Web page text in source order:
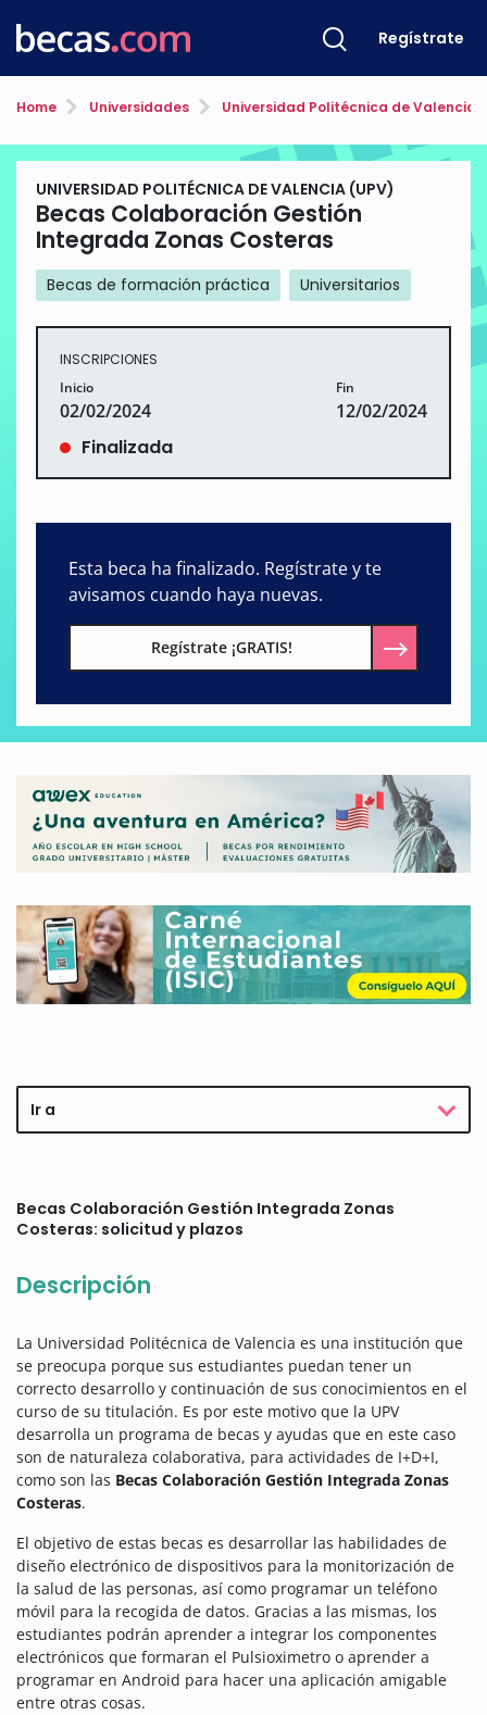
Regístrate
Home Universidades Universidad Politécnica de Valencia
UNIVERSIDAD POLITÉCNICA DE VALENCIA (UPV)
Becas Colaboración Gestión
Integrada Zonas Costeras
Becas de formación práctica Universitarios
INSCRIPCIONES
Inicio
02/02/2024
Fin
12/02/2024
Finalizada
Esta beca ha finalizado. Regístrate y te
avisamos cuando haya nuevas.
Regístrate ¡GRATIS!
Ir a
Becas Colaboración Gestión Integrada Zonas
Costeras: solicitud y plazos
Descripción
La Universidad Politécnica de Valencia es una institución que
se preocupa porque sus estudiantes puedan tener un
correcto desarrollo y continuación de sus conocimientos en el
curso de su titulación. Es por este motivo que la UPV
desarrolla un programa de becas y ayudas que en este caso
son de naturaleza colaborativa, para actividades de I+D+I,
como son las Becas Colaboración Gestión Integrada Zonas
Costeras.
El objetivo de estas becas es desarrollar las habilidades de
diseño electrónico de dispositivos para la monitorización de
la salud de las personas, así como programar un teléfono
móvil para la recogida de datos. Gracias a las mismas, los
estudiantes podrán aprender a integrar los componentes
electrónicos que formaran el Pulsioximetro o aprender a
programar en Android para hacer una aplicación amigable
entre otras cosas.